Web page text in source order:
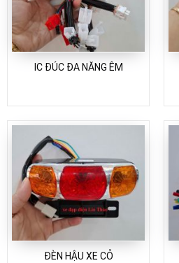
IC ĐÚC ĐA NĂNG ÊM
ĐÈN HẬU XE CỎ